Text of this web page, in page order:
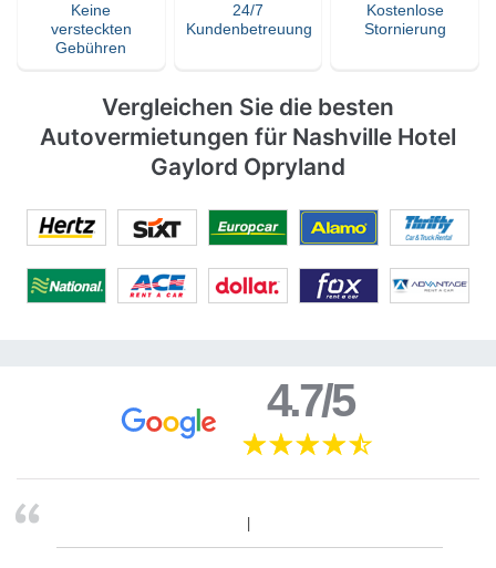
Keine
versteckten
Gebühren
24/7
Kundenbetreuung
Kostenlose
Stornierung
Vergleichen Sie die besten
Autovermietungen für Nashville Hotel
Gaylord Opryland
4.7/5